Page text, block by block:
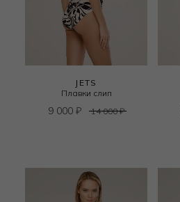
JETS
Плавки слип
9 000 ₽ 14 000₽